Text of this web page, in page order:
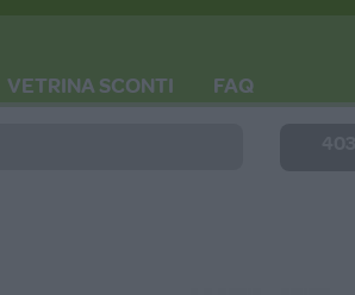
VETRINA SCONTI
FAQ